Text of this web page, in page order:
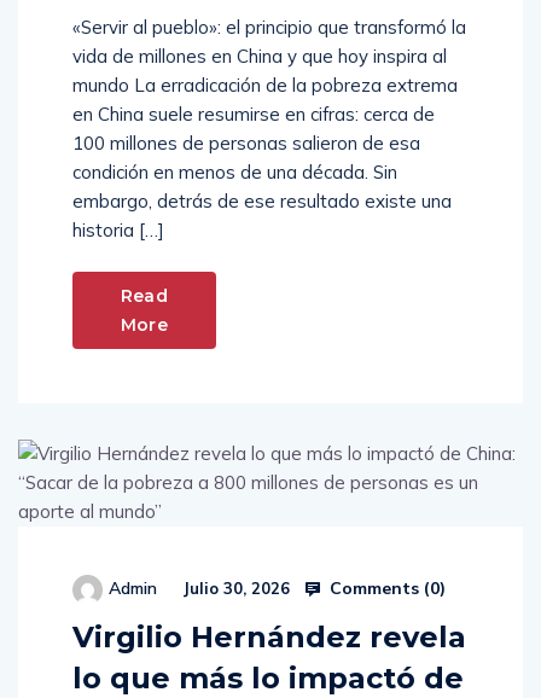
«Servir al pueblo»: el principio que transformó la
vida de millones en China y que hoy inspira al
mundo La erradicación de la pobreza extrema
en China suele resumirse en cifras: cerca de
100 millones de personas salieron de esa
condición en menos de una década. Sin
embargo, detrás de ese resultado existe una
historia […]
Read
More
Admin Julio 30, 2026 Comments (0)
Virgilio Hernández revela
lo que más lo impactó de